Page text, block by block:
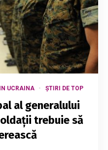
UCRAINA ȘTIRI DE TOP
al generalului
trebuie să